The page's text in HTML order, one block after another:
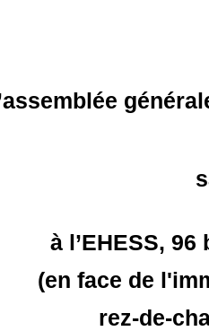
à l’EHESS, 96
(en face de
rez-de-